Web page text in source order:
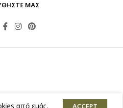
ΜΑΣ
από εμάς. ACCEPT